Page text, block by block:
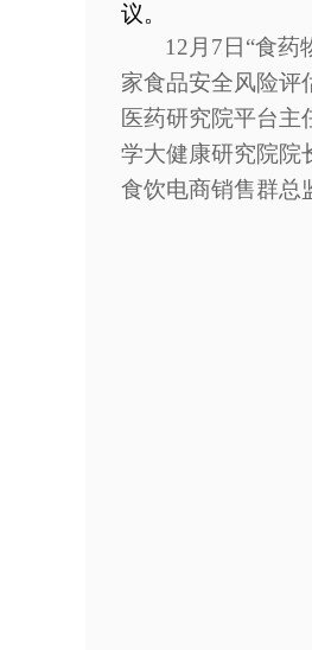
议。
12月7日“食
家食品安全风险评
医药研究院平台
学大健康研究院院
食饮电商销售群总